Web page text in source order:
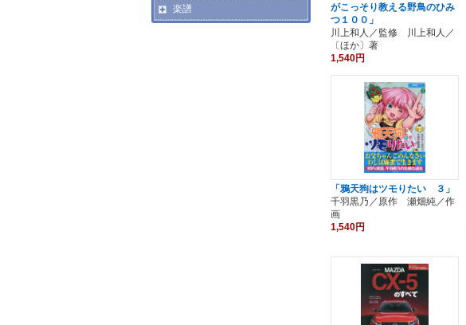
楽譜
がこっそり教える野鳥のひみ
つ１００」
川上和人／監修 川上和人／
〔ほか〕著
1,540円
「鴉天狗はツモりたい ３」
千羽黒乃／原作 瀬畑純／作
画
1,540円